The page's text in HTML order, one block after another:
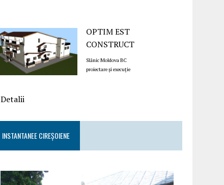
OPTIM EST
CONSTRUCT
Slănic Moldova BC
proiectare și execuție
Detalii
INSTANTANEE CIREȘOIENE